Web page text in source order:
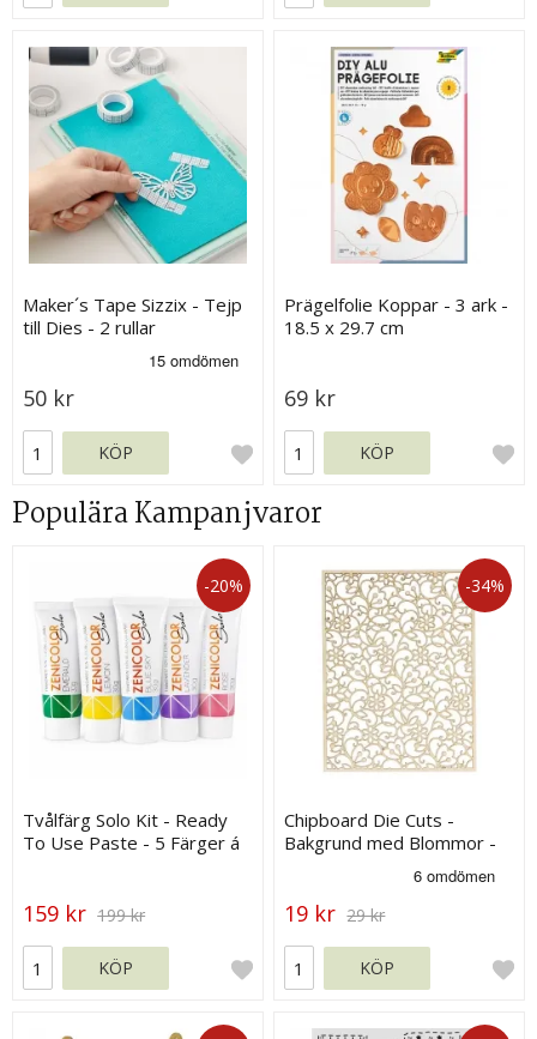
Maker´s Tape Sizzix - Tejp
till Dies - 2 rullar
50 kr
KÖP
Prägelfolie Koppar - 3 ark -
18.5 x 29.7 cm
69 kr
KÖP
Populära Kampanjvaror
-20%
Tvålfärg Solo Kit - Ready
To Use Paste - 5 Färger á
159 kr 199 kr
KÖP
-34%
Chipboard Die Cuts -
Bakgrund med Blommor -
19 kr 29 kr
KÖP